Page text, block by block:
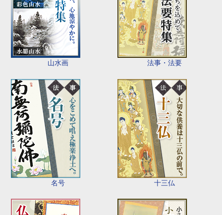
山水画 法事・法要
名号 十三仏